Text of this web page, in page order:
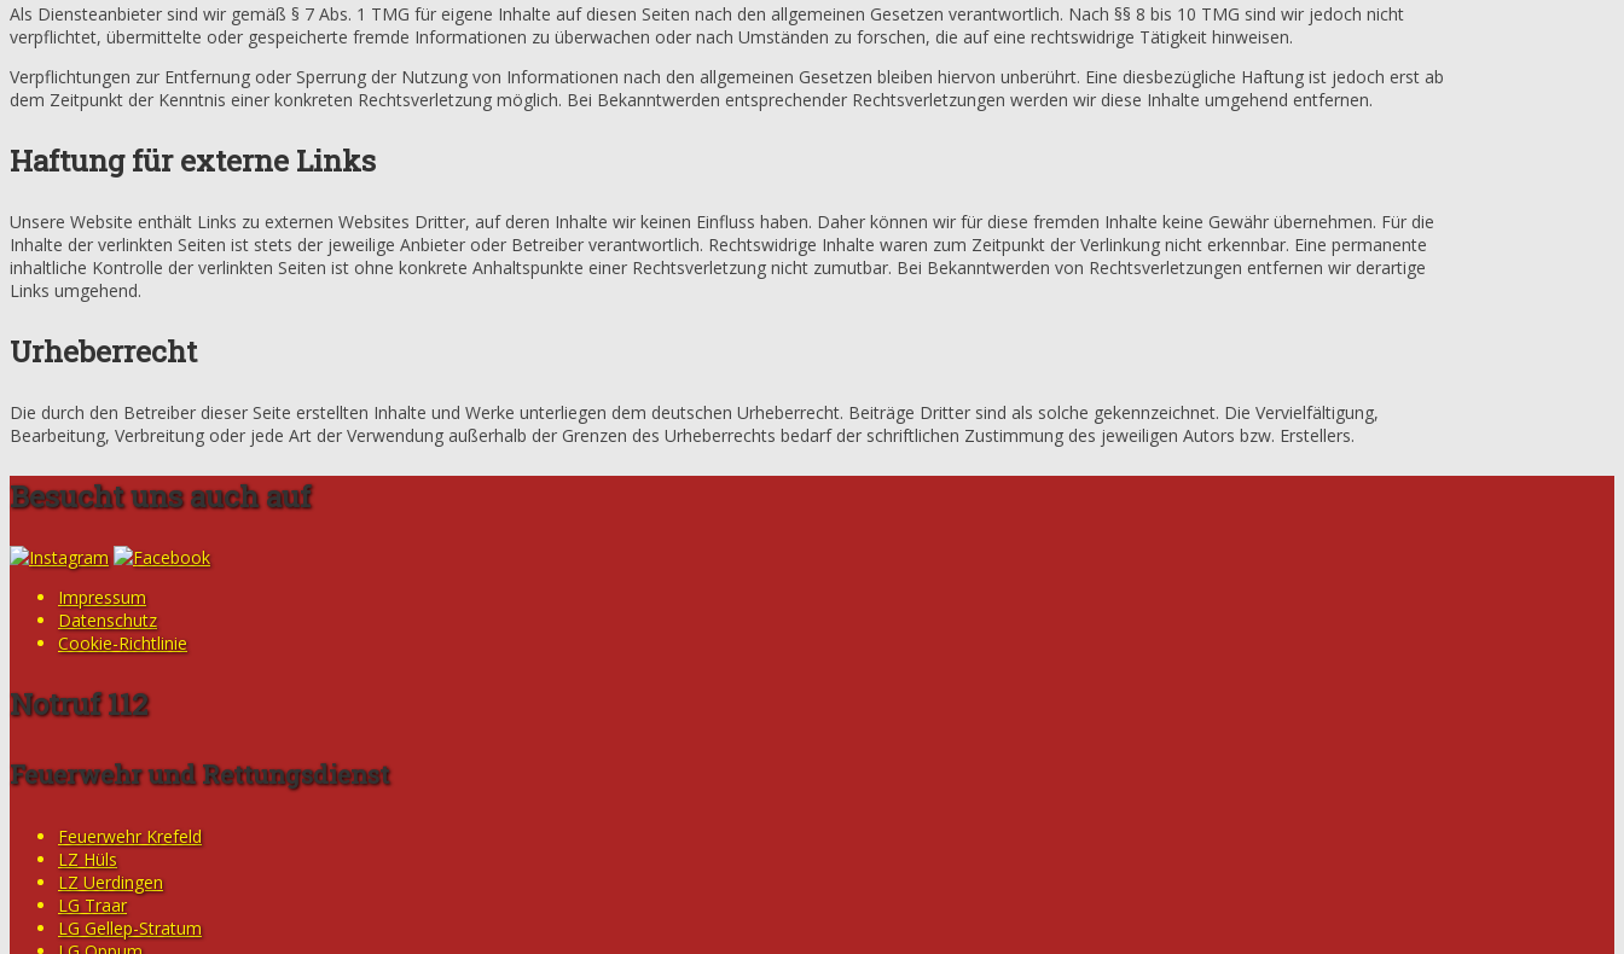
Als Diensteanbieter sind wir gemäß § 7 Abs. 1 TMG für eigene Inhalte auf diesen Seiten nach den allgemeinen Gesetzen verantwortlich. Nach §§ 8 bis 10 TMG sind wir jedoch nicht
verpflichtet, übermittelte oder gespeicherte fremde Informationen zu überwachen oder nach Umständen zu forschen, die auf eine rechtswidrige Tätigkeit hinweisen.
Verpflichtungen zur Entfernung oder Sperrung der Nutzung von Informationen nach den allgemeinen Gesetzen bleiben hiervon unberührt. Eine diesbezügliche Haftung ist jedoch erst ab
dem Zeitpunkt der Kenntnis einer konkreten Rechtsverletzung möglich. Bei Bekanntwerden entsprechender Rechtsverletzungen werden wir diese Inhalte umgehend entfernen.
Haftung für externe Links
Unsere Website enthält Links zu externen Websites Dritter, auf deren Inhalte wir keinen Einfluss haben. Daher können wir für diese fremden Inhalte keine Gewähr übernehmen. Für die
Inhalte der verlinkten Seiten ist stets der jeweilige Anbieter oder Betreiber verantwortlich. Rechtswidrige Inhalte waren zum Zeitpunkt der Verlinkung nicht erkennbar. Eine permanente
inhaltliche Kontrolle der verlinkten Seiten ist ohne konkrete Anhaltspunkte einer Rechtsverletzung nicht zumutbar. Bei Bekanntwerden von Rechtsverletzungen entfernen wir derartige
Links umgehend.
Urheberrecht
Die durch den Betreiber dieser Seite erstellten Inhalte und Werke unterliegen dem deutschen Urheberrecht. Beiträge Dritter sind als solche gekennzeichnet. Die Vervielfältigung,
Bearbeitung, Verbreitung oder jede Art der Verwendung außerhalb der Grenzen des Urheberrechts bedarf der schriftlichen Zustimmung des jeweiligen Autors bzw. Erstellers.
Besucht uns auch auf
Impressum
Datenschutz
Cookie-Richtlinie
Notruf 112
Feuerwehr und Rettungsdienst
Feuerwehr Krefeld
LZ Hüls
LZ Uerdingen
LG Traar
LG Gellep-Stratum